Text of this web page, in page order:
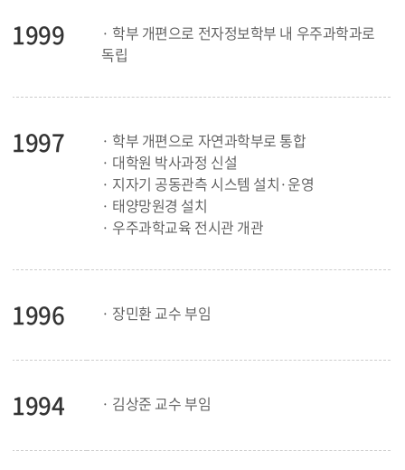
1999
· 학부 개편으로 전자정보학부 내 우주과학과로
독립
1997
· 학부 개편으로 자연과학부로 통합
· 대학원 박사과정 신설
· 지자기 공동관측 시스템 설치·운영
· 태양망원경 설치
· 우주과학교육 전시관 개관
1996 · 장민환 교수 부임
1994 · 김상준 교수 부임